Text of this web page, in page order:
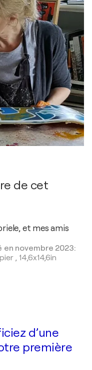
de cet
et mes amis
novembre 2023:
,14,6x14,6in
d’une
première